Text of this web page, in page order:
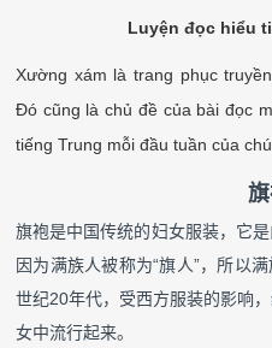
Luyện đọc hiểu
Xường xám là trang phục
Đó cũng là chủ đề của bài đọc
tiếng Trung mỗi đầu tuần của
旗袍是中国传统的妇女服装，它
因为满族人被称为“旗人”，所以
世纪20年代，受西方服装的影响
女中流行起来。